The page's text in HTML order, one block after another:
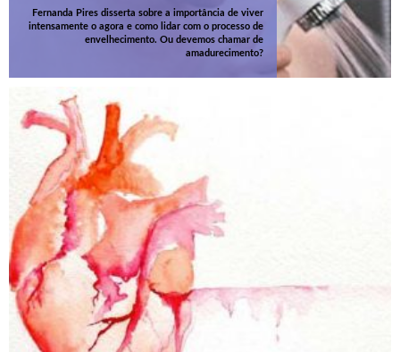
Fernanda Pires disserta sobre a importância de viver
intensamente o agora e como lidar com o processo de
envelhecimento. Ou devemos chamar de
amadurecimento?